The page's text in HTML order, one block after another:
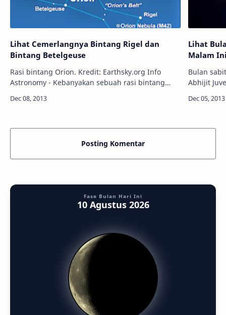
Lihat Cemerlangnya Bintang Rigel dan
Bintang Betelgeuse
Rasi bintang Orion. Kredit: Earthsky.org Info
Astronomy - Kebanyakan sebuah rasi bintang
tapi rasi bintang Orion punya du…
Lihat
Malam
Bulan
Abhijit Juvekar Info Astronomy -
akan
Posting Komentar
Fase Bulan Hari Ini
10 Agustus 2026